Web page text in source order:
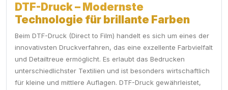
DTF-Druck – Modernste
Technologie für brillante Farben
Beim DTF-Druck (Direct to Film) handelt es sich um eines der
innovativsten Druckverfahren, das eine exzellente Farbvielfalt
und Detailtreue ermöglicht. Es erlaubt das Bedrucken
unterschiedlichster Textilien und ist besonders wirtschaftlich
für kleine und mittlere Auflagen. DTF-Druck gewährleistet,